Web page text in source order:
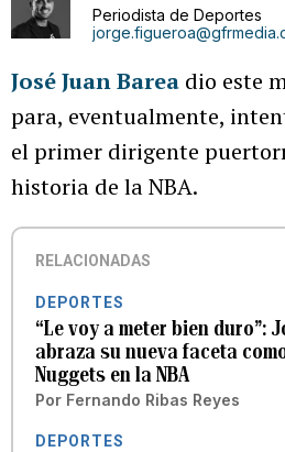
Periodista de Deportes
José Juan Barea dio este
para, eventualmente,
el primer dirigente
historia de la NBA.
RELACIONADAS
DEPORTES
“Le voy a meter bien duro”:
abraza su nueva faceta
Nuggets en la NBA
Por Fernando Ribas Reyes
DEPORTES